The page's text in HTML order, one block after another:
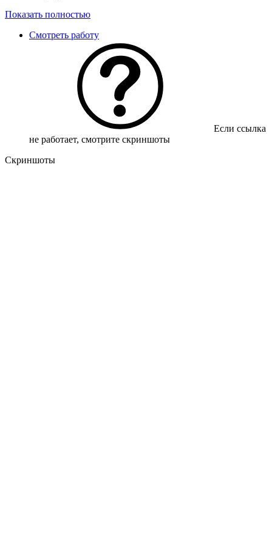
Показать полностью
Смотреть работу
Если ссылка
не работает, смотрите скриншоты
Скриншоты